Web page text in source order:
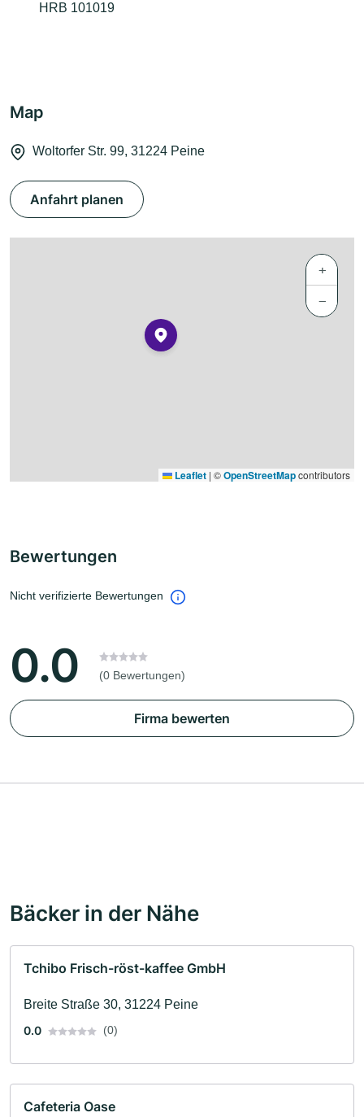
HRB 101019
Map
Woltorfer Str. 99, 31224 Peine
Anfahrt planen
+
−
Leaflet | ©OpenStreetMapcontributors
Bewertungen
Nicht verifizierte Bewertungen
0.0 (0 Bewertungen)
Firma bewerten
Bäcker in der Nähe
Tchibo Frisch-röst-kaffee GmbH
Breite Straße 30, 31224 Peine
0.0
(0)
Cafeteria Oase